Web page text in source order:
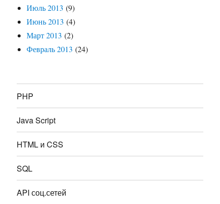
Июль 2013 (9)
Июнь 2013 (4)
Март 2013 (2)
Февраль 2013 (24)
PHP
Java Script
HTML и CSS
SQL
API соц.сетей